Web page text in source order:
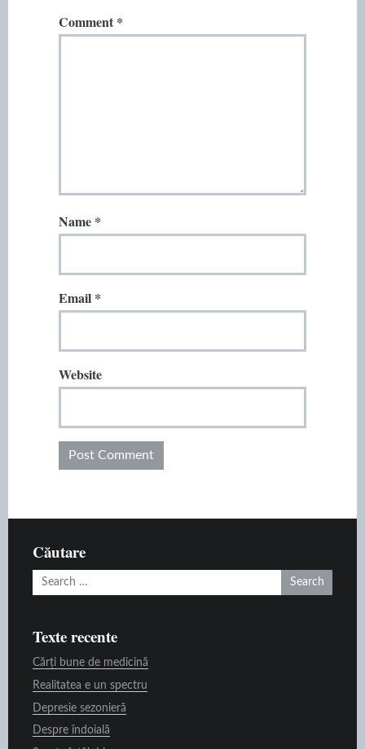
Comment *
Name *
Email *
Website
Căutare
Search
Texte recente
Cărți bune de medicină
Realitatea e un spectru
Depresie sezonieră
Despre îndoială